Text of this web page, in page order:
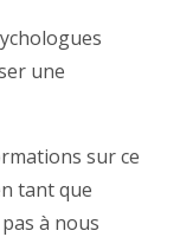
une
sur ce
tant que
à nous